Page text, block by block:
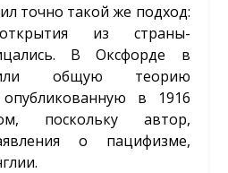
точно такой же подход:
из страны-
В Оксфорде в
общую теорию
опубликованную в 1916
поскольку автор,
о пацифизме,